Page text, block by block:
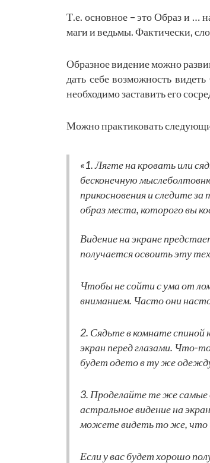
Т.е. основное – это Образ и …
маги и ведьмы. Фактически,
Образное видение можно
дать себе возможность
необходимо заставить его
Можно практиковать
«1. Лягте на кровать или
бесконечную
прикосновения и следите
образ места, которого вы
Видение на экране
получается освоить эту
Чтобы не сойти с ума от
вниманием. Часто они
2. Сядьте в комнате спиной
экран перед глазами. Что-
будет одето в ту же
3. Проделайте те же самые
астральное видение на
можете видеть то же, что
Если у вас будет хорошо